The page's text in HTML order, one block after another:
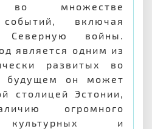
во множестве
событий, включая
войны.
является одним из
развитых во
будущем он может
столицей Эстонии,
огромного
культурных и